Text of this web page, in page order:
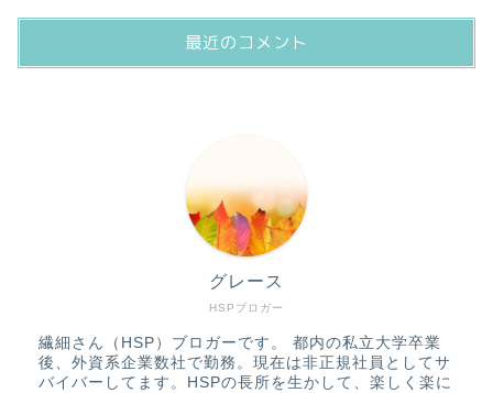
最近のコメント
HSPブロガー
グレース
繊細さん（HSP）ブロガーです。 都内の私立大学卒業
後、外資系企業数社で勤務。現在は非正規社員としてサ
バイバーしてます。HSPの長所を生かして、楽しく楽に